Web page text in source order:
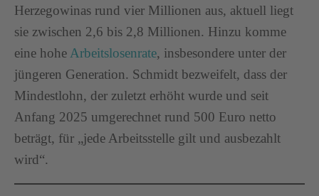
Herzegowinas rund vier Millionen aus, aktuell liegt
sie zwischen 2,6 bis 2,8 Millionen. Hinzu komme
eine hohe Arbeitslosenrate, insbesondere unter der
jüngeren Generation. Schmidt bezweifelt, dass der
Mindestlohn, der zuletzt erhöht wurde und seit
Anfang 2025 umgerechnet rund 500 Euro netto
beträgt, für „jede Arbeitsstelle gilt und ausbezahlt
wird“.